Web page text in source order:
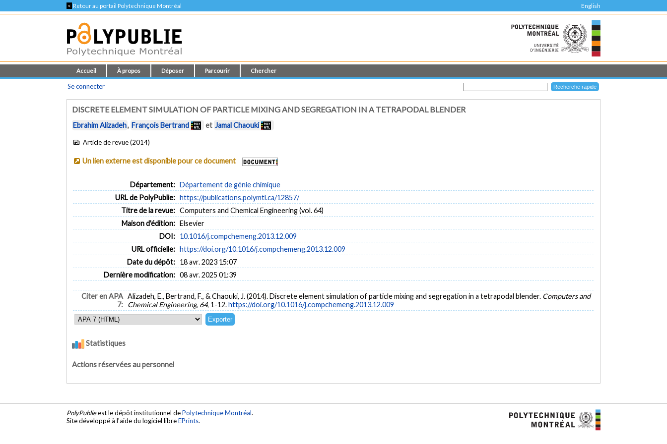
< Retour au portail Polytechnique Montréal English
Accueil À propos Déposer Parcourir Chercher
Se connecter
DISCRETE ELEMENT SIMULATION OF PARTICLE MIXING AND SEGREGATION IN A TETRAPODAL BLENDER
Ebrahim Alizadeh, François Bertrand et Jamal Chaouki
Article de revue (2014)
Un lien externe est disponible pour ce document
Département: Département de génie chimique
URL de PolyPublie: https://publications.polymtl.ca/12857/
Titre de la revue: Computers and Chemical Engineering (vol. 64)
Maison d'édition: Elsevier
DOI: 10.1016/j.compchemeng.2013.12.009
URL officielle: https://doi.org/10.1016/j.compchemeng.2013.12.009
Date du dépôt: 18 avr. 2023 15:07
Dernière modification: 08 avr. 2025 01:39
Citer en APA
7:
Alizadeh, E., Bertrand, F., & Chaouki, J. (2014). Discrete element simulation of particle mixing and segregation in a tetrapodal blender. Computers and
Chemical Engineering, 64, 1-12.https://doi.org/10.1016/j.compchemeng.2013.12.009
Statistiques
Actions réservées au personnel
PolyPublieest le dépôt institutionnel dePolytechnique Montréal.
Site développé à l'aide du logiciel libreEPrints.